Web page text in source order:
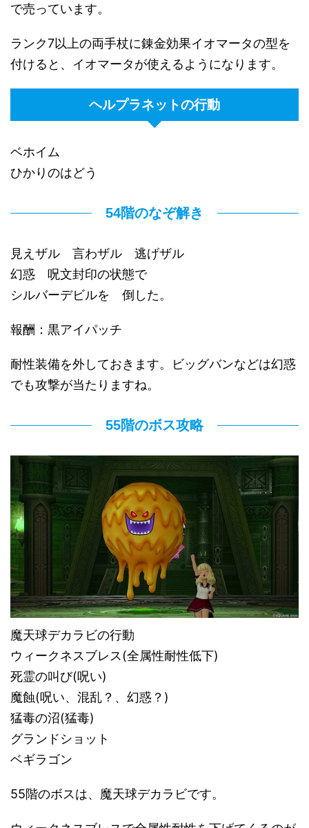
で売っています。
ランク7以上の両手杖に錬金効果イオマータの型を
付けると、イオマータが使えるようになります。
ヘルプラネットの行動
ベホイム
ひかりのはどう
54階のなぞ解き
見えザル 言わザル 逃げザル
幻惑 呪文封印の状態で
シルバーデビルを 倒した。
報酬：黒アイパッチ
耐性装備を外しておきます。ビッグバンなどは幻惑
でも攻撃が当たりますね。
55階のボス攻略
魔天球デカラビの行動
ウィークネスブレス(全属性耐性低下)
死霊の叫び(呪い)
魔蝕(呪い、混乱？、幻惑？)
猛毒の沼(猛毒)
グランドショット
ベギラゴン
55階のボスは、魔天球デカラビです。